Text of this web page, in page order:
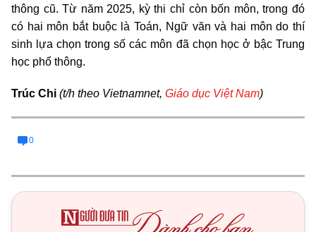
thông cũ. Từ năm 2025, kỳ thi chỉ còn bốn môn, trong đó
có hai môn bắt buộc là Toán, Ngữ văn và hai môn do thí
sinh lựa chọn trong số các môn đã chọn học ở bậc Trung
học phổ thông.
Trúc Chi (t/h theo Vietnamnet, Giáo dục Việt Nam)
0